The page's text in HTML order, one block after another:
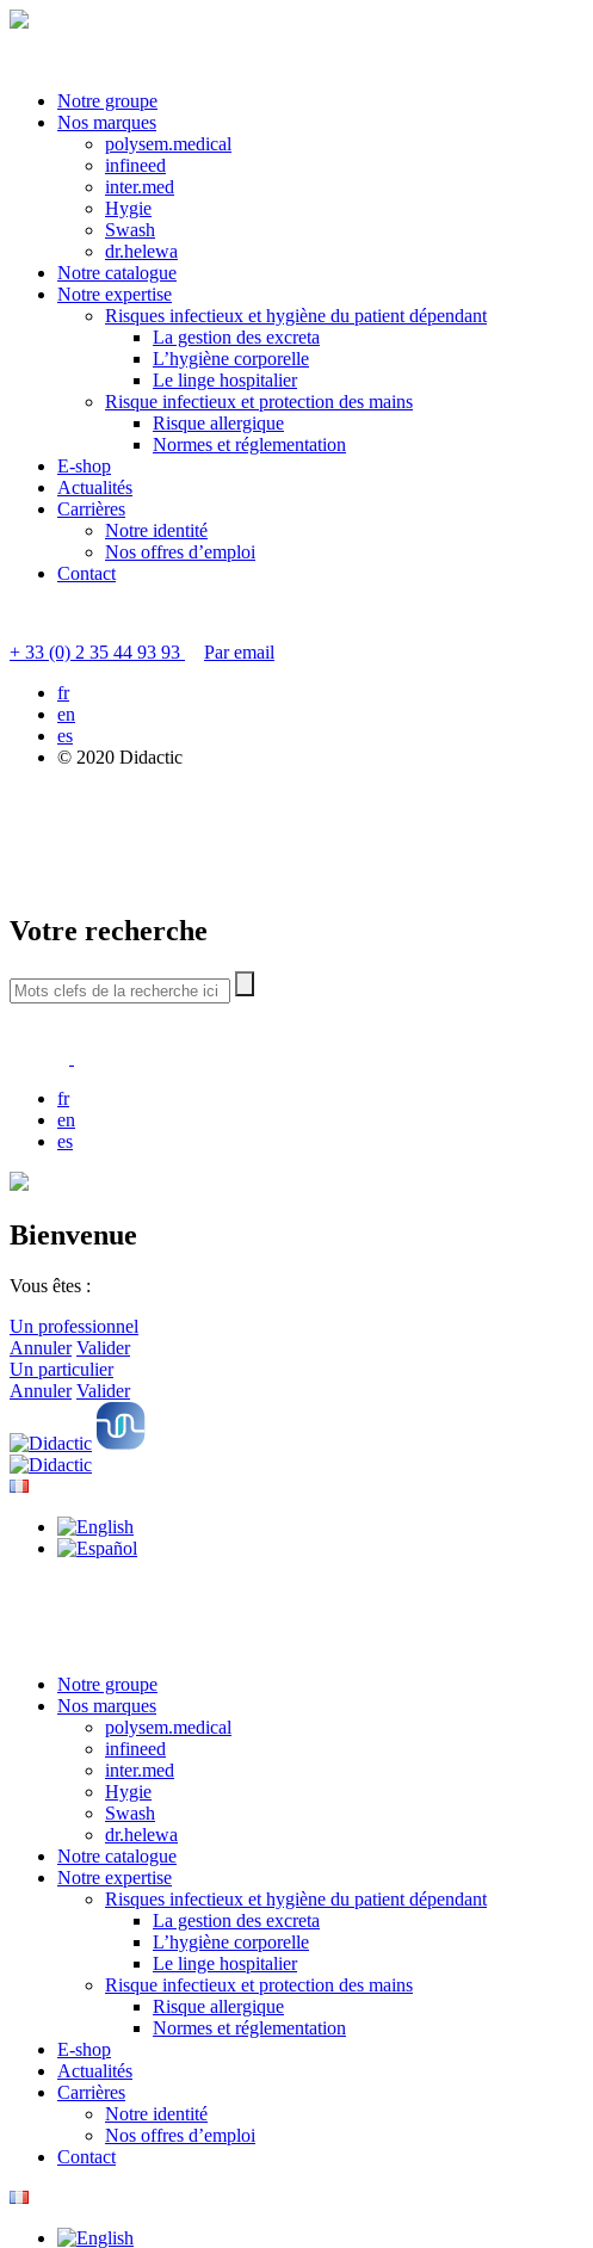
Notre groupe
Nos marques
polysem.medical
infineed
inter.med
Hygie
Swash
dr.helewa
Notre catalogue
Notre expertise
Risques infectieux et hygiène du patient dépendant
La gestion des excreta
L’hygiène corporelle
Le linge hospitalier
Risque infectieux et protection des mains
Risque allergique
Normes et réglementation
E-shop
Actualités
Carrières
Notre identité
Nos offres d’emploi
Contact
+ 33 (0) 2 35 44 93 93
Par email
fr
en
es
© 2020 Didactic
Votre recherche
fr
en
es
Bienvenue
Vous êtes :
Un professionnel
Annuler Valider
Un particulier
Annuler Valider
Notre groupe
Nos marques
polysem.medical
infineed
inter.med
Hygie
Swash
dr.helewa
Notre catalogue
Notre expertise
Risques infectieux et hygiène du patient dépendant
La gestion des excreta
L’hygiène corporelle
Le linge hospitalier
Risque infectieux et protection des mains
Risque allergique
Normes et réglementation
E-shop
Actualités
Carrières
Notre identité
Nos offres d’emploi
Contact